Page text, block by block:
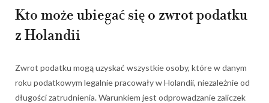
Kto może ubiegać się o zwrot podatku
z Holandii
Zwrot podatku mogą uzyskać wszystkie osoby, które w danym
roku podatkowym legalnie pracowały w Holandii, niezależnie od
długości zatrudnienia. Warunkiem jest odprowadzanie zaliczek